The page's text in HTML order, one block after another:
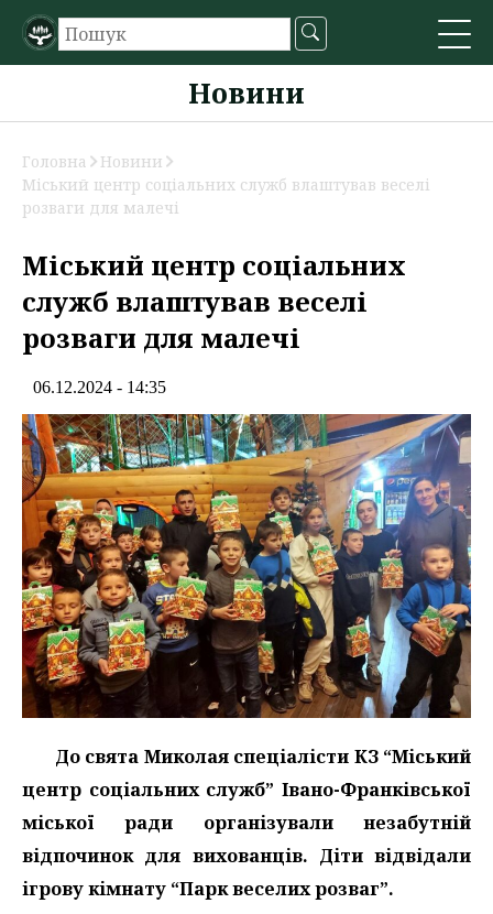
Новини
Головна
Новини
Міський центр соціальних служб влаштував веселі
розваги для малечі
Міський центр соціальних
служб влаштував веселі
розваги для малечі
06.12.2024 - 14:35
До свята Миколая спеціалісти КЗ “Міський
центр соціальних служб” Івано-Франківської
міської ради організували незабутній
відпочинок для вихованців. Діти відвідали
ігрову кімнату “Парк веселих розваг”.